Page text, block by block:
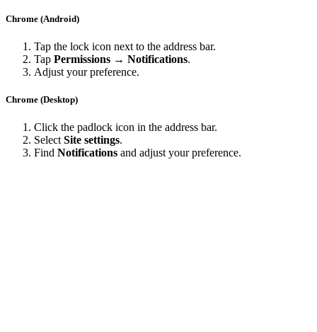
Chrome (Android)
Tap the lock icon next to the address bar.
Tap Permissions → Notifications.
Adjust your preference.
Chrome (Desktop)
Click the padlock icon in the address bar.
SelectSite settings.
Find Notifications and adjust your preference.